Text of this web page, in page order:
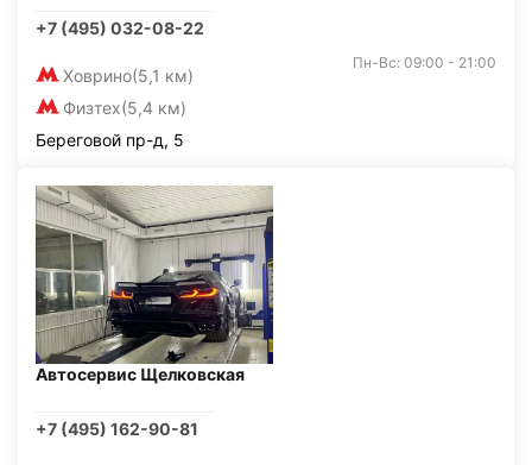
+7 (495) 032-08-22
Ховрино(5,1 км)
Физтех(5,4 км)
Пн-Вс: 09:00 - 21:00
Береговой пр-д, 5
Автосервис Щелковская
+7 (495) 162-90-81